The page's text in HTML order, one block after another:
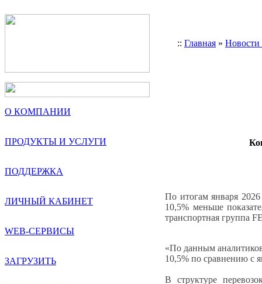
:: Главная »
О КОМПАНИИ
ПРОДУКТЫ И УСЛУГИ
ПОДДЕРЖКА
ЛИЧНЫЙ КАБИНЕТ
WEB-СЕРВИСЫ
ЗАГРУЗИТЬ
По итогам января
10,5% меньше
транспортная группа
«По данным
10,5% по сравнению с
В структуре